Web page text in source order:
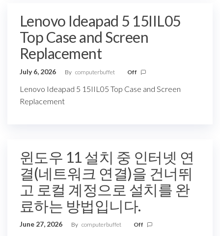
Lenovo Ideapad 5 15IIL05
Top Case and Screen
Replacement
July 6, 2026 By computerbuffet Off
Lenovo Ideapad 5 15IIL05 Top Case and Screen
Replacement
윈도우 11 설치 중 인터넷 연
결(네트워크 연결)을 건너뛰
고 로컬 계정으로 설치를 완
료하는 방법입니다.
June 27, 2026 By computerbuffet Off